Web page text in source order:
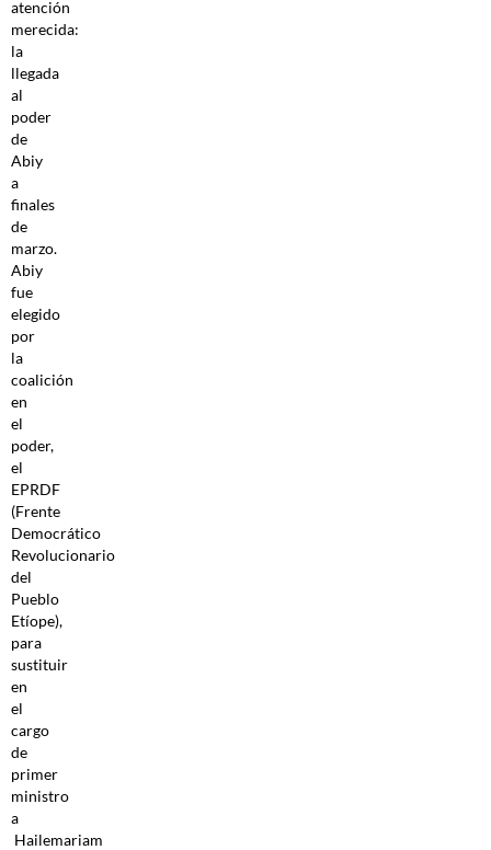
atención
merecida:
la
llegada
al
poder
de
Abiy
a
finales
de
marzo.
Abiy
fue
elegido
por
la
coalición
en
el
poder,
el
EPRDF
(Frente
Democrático
Revolucionario
del
Pueblo
Etíope),
para
sustituir
en
el
cargo
de
primer
ministro
a
Hailemariam